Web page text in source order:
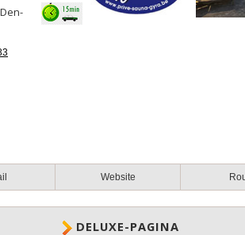
Website
DELUXE-PAGINA